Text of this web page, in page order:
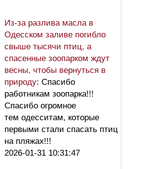
Из-за разлива масла в
Одесском заливе погибло
свыше тысячи птиц, а
спасенные зоопарком ждут
весны, чтобы вернуться в
природу: Спасибо
работникам зоопарка!!!
Спасибо огромное
тем одесситам, которые
первыми стали спасать птиц
на пляжах!!!
2026-01-31 10:31:47